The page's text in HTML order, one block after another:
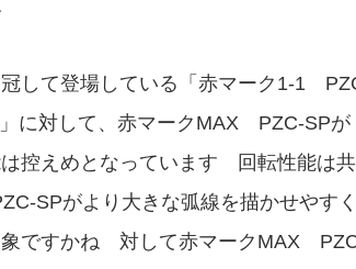
して登場している「赤マーク1-1
に対して、赤マークMAX PZC-SP
控えめとなっています 回転性能は
SPがより大きな弧線を描かせやす
ですかね 対して赤マークMAX